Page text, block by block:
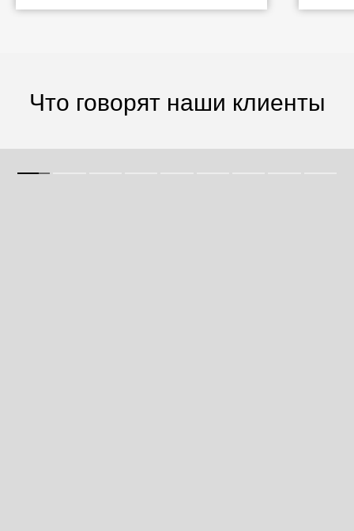
Что говорят наши клиенты